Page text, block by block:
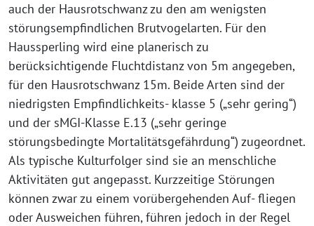
auch der Hausrotschwanz zu den am wenigsten
störungsempfindlichen Brutvogelarten. Für den
Haussperling wird eine planerisch zu
berücksichtigende Fluchtdistanz von 5m angegeben,
für den Hausrotschwanz 15m. Beide Arten sind der
niedrigsten Empfindlichkeits- klasse 5 („sehr gering“)
und der sMGI-Klasse E.13 („sehr geringe
störungsbedingte Mortalitätsgefährdung“) zugeordnet.
Als typische Kulturfolger sind sie an menschliche
Aktivitäten gut angepasst. Kurzzeitige Störungen
können zwar zu einem vorübergehenden Auf- fliegen
oder Ausweichen führen, führen jedoch in der Regel